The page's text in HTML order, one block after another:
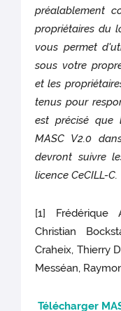
préalablement
propriétaires du
vous permet
sous votre
et les
tenus pour
est précisé que
MASC V2.0
devront suivre
licence CeCILL-C.
[1] Frédérique
Christian
Craheix, Thierry
Messéan,
Télécharger